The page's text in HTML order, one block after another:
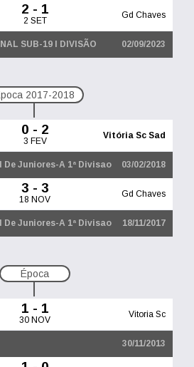
2 - 1
2 SET
Gd Chaves
SUB-19 I DIVISÃO 02/09/2023
2017-2018
0 - 2
3 FEV
Vitória Sc Sad
Juniores-A 1ª Divisao 03/02/2018
3 - 3
18 NOV
Gd Chaves
Juniores-A 1ª Divisao 18/11/2017
Época
1 - 1
30 NOV
Vitoria Sc
30/11/2013